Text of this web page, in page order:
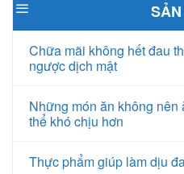
Chữa mãi không hết đau
ngược dịch mật
Những món ăn không
thể khó chịu hơn
Thực phẩm giúp làm dịu